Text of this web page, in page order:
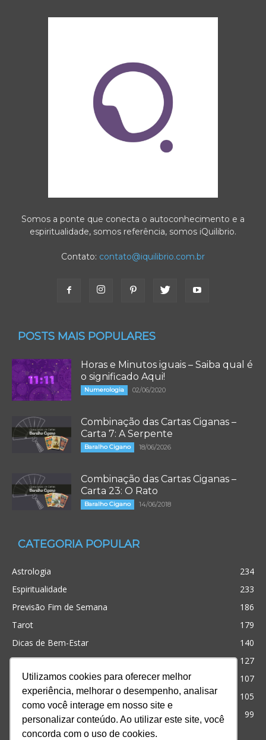
Utilizamos cookies para oferecer melhor
experiência, melhorar o desempenho, analisar
como você interage em nosso site e
personalizar conteúdo. Ao utilizar este site, você
concorda com o uso de cookies.
Somos a ponte que conecta o autoconhecimento e a
espiritualidade, somos referência, somos iQuilibrio.
Contato: contato@iquilibrio.com.br
POSTS MAIS POPULARES
Horas e Minutos iguais – Saiba qual é
o significado Aqui!
Numerologia 02/06/2020
Combinação das Cartas Ciganas –
Carta 7: A Serpente
Baralho Cigano 18/06/2026
Combinação das Cartas Ciganas –
Carta 23: O Rato
Baralho Cigano 14/06/2018
CATEGORIA POPULAR
Astrologia
234
Espiritualidade
233
Previsão Fim de Semana
186
Tarot
179
Dicas de Bem-Estar
140
Cristianismo
127
Simpatias
107
Significado dos sonhos
105
99